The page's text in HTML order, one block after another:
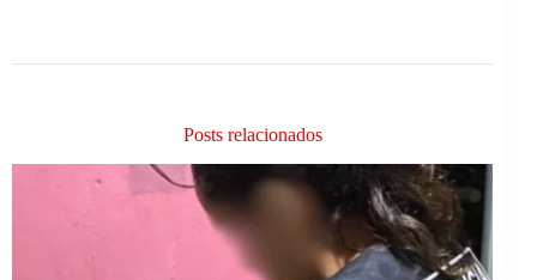
Posts relacionados